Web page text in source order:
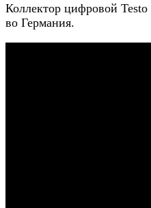
Коллектор цифровой
во Германия.